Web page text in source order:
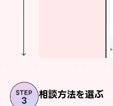
相談方法を選ぶ